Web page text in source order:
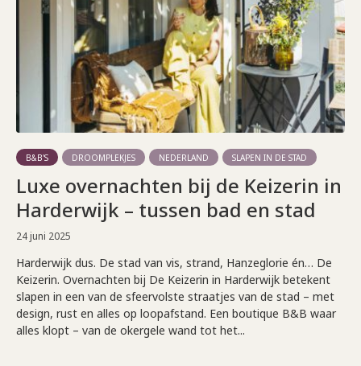
B&B'S DROOMPLEKJES NEDERLAND SLAPEN IN DE STAD
Luxe overnachten bij de Keizerin in
Harderwijk – tussen bad en stad
24 juni 2025
Harderwijk dus. De stad van vis, strand, Hanzeglorie én… De
Keizerin. Overnachten bij De Keizerin in Harderwijk betekent
slapen in een van de sfeervolste straatjes van de stad – met
design, rust en alles op loopafstand. Een boutique B&B waar
alles klopt – van de okergele wand tot het...